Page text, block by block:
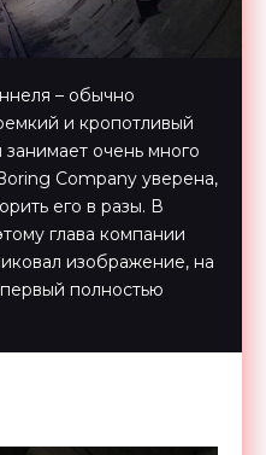
– обычно
и кропотливый
очень много
Company уверена,
его в разы. В
глава компании
изображение, на
полностью